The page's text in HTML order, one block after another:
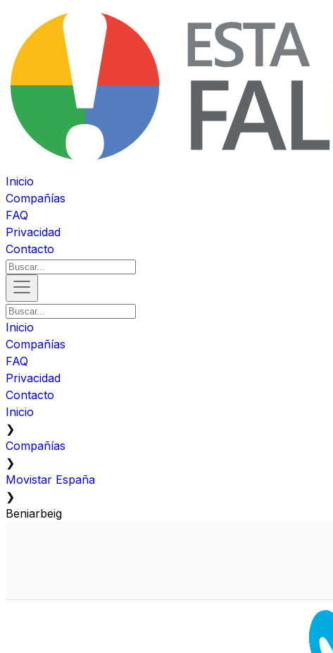
Inicio
Compañías
FAQ
Privacidad
Contacto
Inicio
Compañías
FAQ
Privacidad
Contacto
Inicio
❯
Compañías
❯
Movistar España
❯
Beniarbeig